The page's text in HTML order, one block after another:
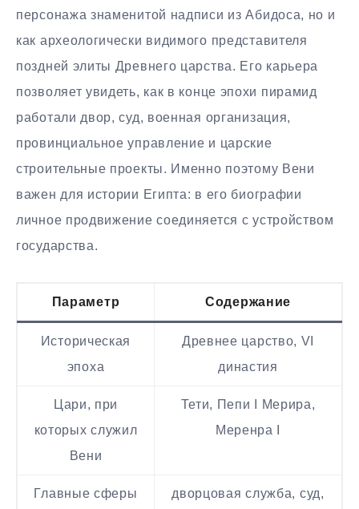
персонажа знаменитой надписи из Абидоса, но и
как археологически видимого представителя
поздней элиты Древнего царства. Его карьера
позволяет увидеть, как в конце эпохи пирамид
работали двор, суд, военная организация,
провинциальное управление и царские
строительные проекты. Именно поэтому Вени
важен для истории Египта: в его биографии
личное продвижение соединяется с устройством
государства.
Параметр Содержание
Историческая
эпоха
Древнее царство, VI
династия
Цари, при
которых служил
Вени
Тети, Пепи I Мерира,
Меренра I
Главные сферы
дворцовая служба, суд,